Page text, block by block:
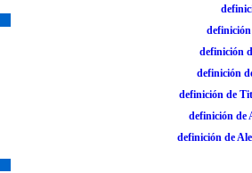
definición
definición
definición
definición de
definición de
definición de